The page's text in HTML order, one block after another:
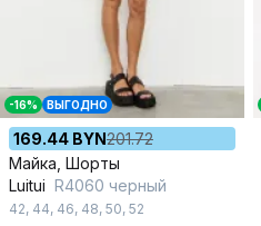
-16% ВЫГОДНО
169.44 BYN201.72
Майка, Шорты
Luitui R4060 черный
42, 44, 46, 48, 50, 52